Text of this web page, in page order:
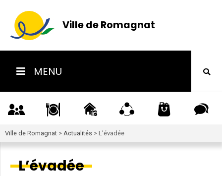
Ville de Romagnat
MENU
Ville de Romagnat > Actualités > L’évadée
L’évadée